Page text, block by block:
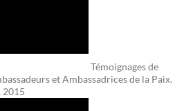
Témoignages de
et Ambassadrices de la Paix.
2015